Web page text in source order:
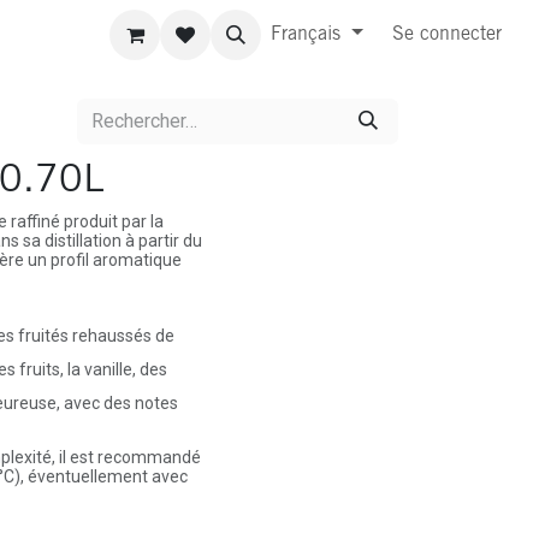
Français Se connecter
raffiné produit par la
sa distillation à partir du
un profil aromatique
fruités rehaussés de
fruits, la vanille, des
avec des notes
il est recommandé
éventuellement avec